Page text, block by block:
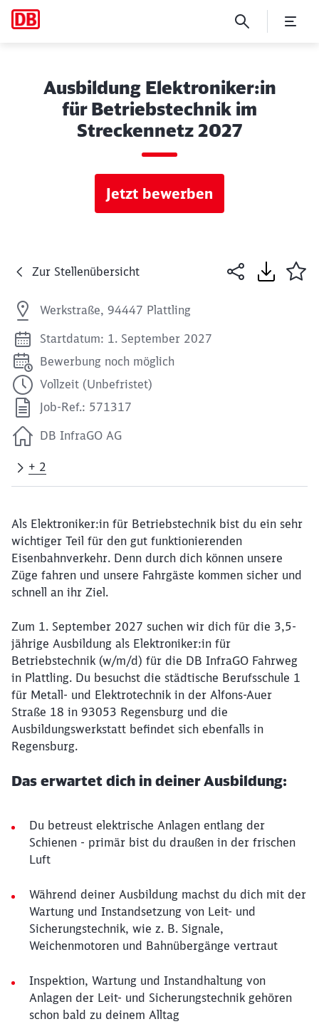
Ausbildung Elektroniker:in
für Betriebstechnik im
Streckennetz 2027
Jetzt bewerben
Zur Stellenübersicht
Werkstraße, 94447 Plattling
Startdatum: 1. September 2027
Bewerbung noch möglich
Vollzeit (Unbefristet)
Job-Ref.: 571317
DB InfraGO AG
+ 2
Als Elektroniker:in für Betriebstechnik bist du ein sehr
wichtiger Teil für den gut funktionierenden
Eisenbahnverkehr. Denn durch dich können unsere
Züge fahren und unsere Fahrgäste kommen sicher und
schnell an ihr Ziel.
Zum 1. September 2027 suchen wir dich für die 3,5-
jährige Ausbildung als Elektroniker:in für
Betriebstechnik (w/m/d) für die DB InfraGO Fahrweg
in Plattling. Du besuchst die städtische Berufsschule 1
für Metall- und Elektrotechnik in der Alfons-Auer
Straße 18 in 93053 Regensburg und die
Ausbildungswerkstatt befindet sich ebenfalls in
Regensburg.
Das erwartet dich in deiner Ausbildung:
Du betreust elektrische Anlagen entlang der
Schienen - primär bist du draußen in der frischen
Luft
Während deiner Ausbildung machst du dich mit der
Wartung und Instandsetzung von Leit- und
Sicherungstechnik, wie z. B. Signale,
Weichenmotoren und Bahnübergänge vertraut
Inspektion, Wartung und Instandhaltung von
Anlagen der Leit- und Sicherungstechnik gehören
schon bald zu deinem Alltag